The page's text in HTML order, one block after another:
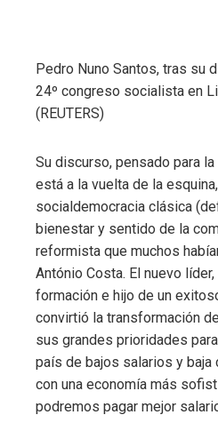
Pedro Nuno Santos, tras su
24º congreso socialista en
(REUTERS)
Su discurso, pensado para
está a la vuelta de la
socialdemocracia clásica
bienestar y sentido de la
reformista que muchos
António Costa. El nuevo
formación e hijo de un
convirtió la transformación
sus grandes prioridades
país de bajos salarios y baja
con una economía más
podremos pagar mejor